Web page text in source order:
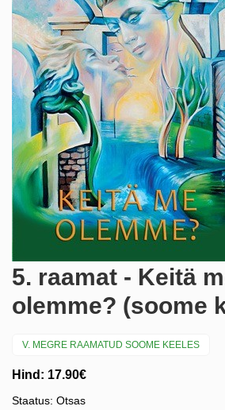
5. raamat - Keitä
olemme? (soome
V. MEGRE RAAMATUD SOOME KEELES
Hind: 17.90€
Staatus: Otsas